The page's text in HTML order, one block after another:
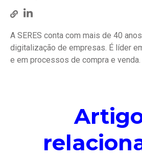
A SERES conta com mais de 40
digitalização de empresas. É líder
e em processos de compra e venda.